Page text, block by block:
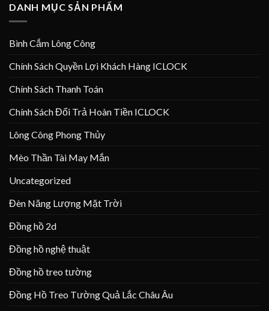
DANH MỤC SẢN PHẨM
Bình Cắm Lông Công
Chính Sách Quyền Lợi Khách Hàng ICLOCK
Chính Sách Thanh Toán
Chính Sách Đổi Trả Hoàn Tiền ICLOCK
Lông Công Phong Thủy
Mèo Thần Tài May Mắn
Uncategorized
Đèn Năng Lượng Mặt Trời
Đồng hồ 2d
Đồng hồ nghệ thuật
Đồng hồ treo tường
Đồng Hồ Treo Tường Quả Lắc Châu Âu